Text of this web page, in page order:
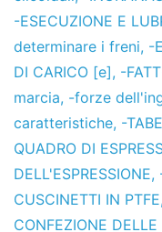
-ESECUZIONE E
determinare i freni, -
DI CARICO [e], -
marcia, -forze
caratteristiche, -
QUADRO DI
DELL'ESPRESSIONE,
CUSCINETTI IN PTFE,
CONFEZIONE DELLE